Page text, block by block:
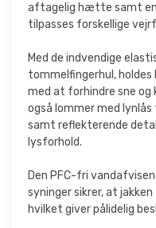
aftagelig hætte samt
tilpasses forskellige
Med de indvendige
tommelfingerhul,
med at forhindre sne
også lommer med
samt reflekterende
lysforhold.
Den PFC-fri
syninger sikrer, at
hvilket giver pålidelig